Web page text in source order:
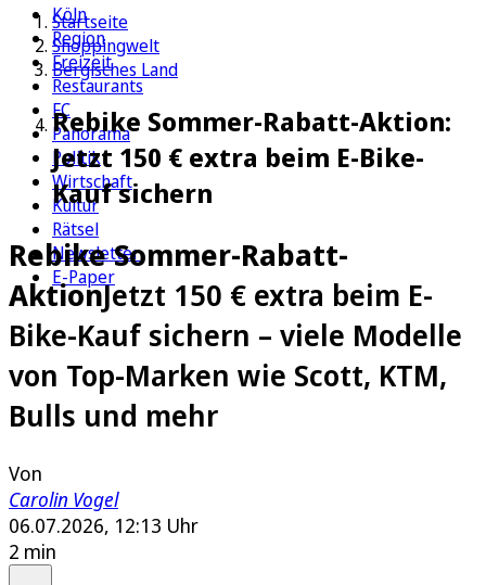
Köln
Region
Freizeit
Restaurants
FC
Panorama
Politik
Wirtschaft
Kultur
Rätsel
Newsletter
E-Paper
Startseite
Shoppingwelt
Bergisches Land
Rebike Sommer-Rabatt-Aktion:
Jetzt 150 € extra beim E-Bike-
Kauf sichern
Rebike Sommer-Rabatt-
AktionJetzt 150 € extra beim E-
Bike-Kauf sichern – viele Modelle
von Top-Marken wie Scott, KTM,
Bulls und mehr
Von
Carolin Vogel
06.07.2026, 12:13 Uhr
2 min